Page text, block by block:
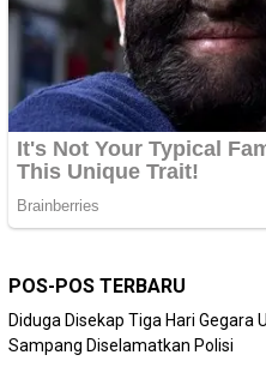
POS-POS TERBARU
Diduga Disekap Tiga Hari Gegara
Sampang Diselamatkan Polisi